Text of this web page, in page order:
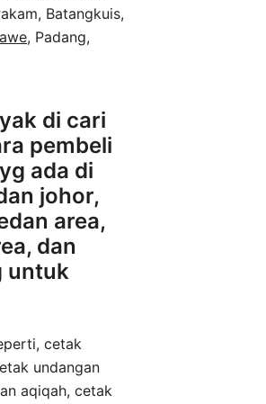
Batangkuis,
, Padang,
di cari
pembeli
ada di
johor,
area,
dan
untuk
cetak
undangan
aqiqah, cetak